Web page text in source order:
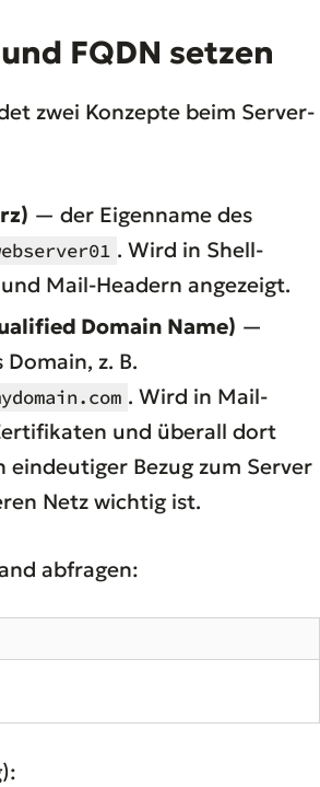
FQDN setzen
zwei Konzepte beim Server-
— der Eigenname des
. Wird in Shell-
Mail-Headern angezeigt.
Domain Name) —
z. B.
. Wird in Mail-
und überall dort
eindeutiger Bezug zum Server
Netz wichtig ist.
abfragen: